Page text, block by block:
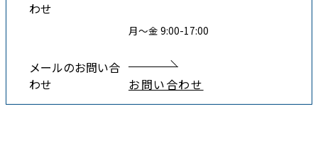
わせ
月〜金 9:00-17:00
メールのお問い合
わせ
お問い合わせ